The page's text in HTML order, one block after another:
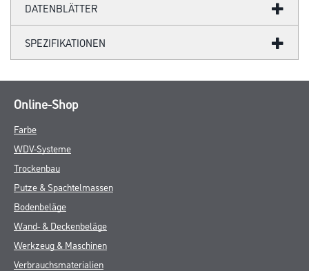
DATENBLÄTTER
SPEZIFIKATIONEN
Online-Shop
Farbe
WDV-Systeme
Trockenbau
Putze & Spachtelmassen
Bodenbeläge
Wand- & Deckenbeläge
Werkzeug & Maschinen
Verbrauchsmaterialien